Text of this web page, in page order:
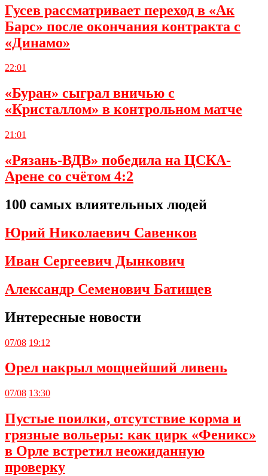
Гусев рассматривает переход в «Ак
Барс» после окончания контракта с
«Динамо»
22:01
«Буран» сыграл вничью с
«Кристаллом» в контрольном матче
21:01
«Рязань-ВДВ» победила на ЦСКА-
Арене со счётом 4:2
100 самых влиятельных людей
Юрий Николаевич Савенков
Иван Сергеевич Дынкович
Александр Семенович Батищев
Интересные новости
07/08 19:12
Орел накрыл мощнейший ливень
07/08 13:30
Пустые поилки, отсутствие корма и
грязные вольеры: как цирк «Феникс»
в Орле встретил неожиданную
проверку